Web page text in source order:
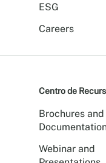
ESG
Careers
Centro de
Brochures and
Webinar and